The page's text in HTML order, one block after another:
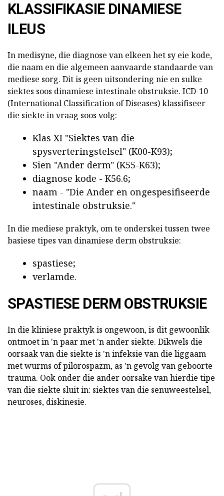
KLASSIFIKASIE DINAMIESE
ILEUS
In medisyne, die diagnose van elkeen het sy eie kode,
die naam en die algemeen aanvaarde standaarde van
mediese sorg. Dit is geen uitsondering nie en sulke
siektes soos dinamiese intestinale obstruksie. ICD-10
(International Classification of Diseases) klassifiseer
die siekte in vraag soos volg:
Klas XI "Siektes van die
spysverteringstelsel" (K00-K93);
Sien "Ander derm" (K55-K63);
diagnose kode - K56.6;
naam - "Die Ander en ongespesifiseerde
intestinale obstruksie."
In die mediese praktyk, om te onderskei tussen twee
basiese tipes van dinamiese derm obstruksie:
spastiese;
verlamde.
SPASTIESE DERM OBSTRUKSIE
In die kliniese praktyk is ongewoon, is dit gewoonlik
ontmoet in 'n paar met 'n ander siekte. Dikwels die
oorsaak van die siekte is 'n infeksie van die liggaam
met wurms of pilorospazm, as 'n gevolg van geboorte
trauma. Ook onder die ander oorsake van hierdie tipe
van die siekte sluit in: siektes van die senuweestelsel,
neuroses, diskinesie.